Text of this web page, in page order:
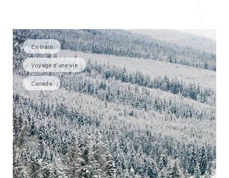
En train
Voyage d'une vie
Canada